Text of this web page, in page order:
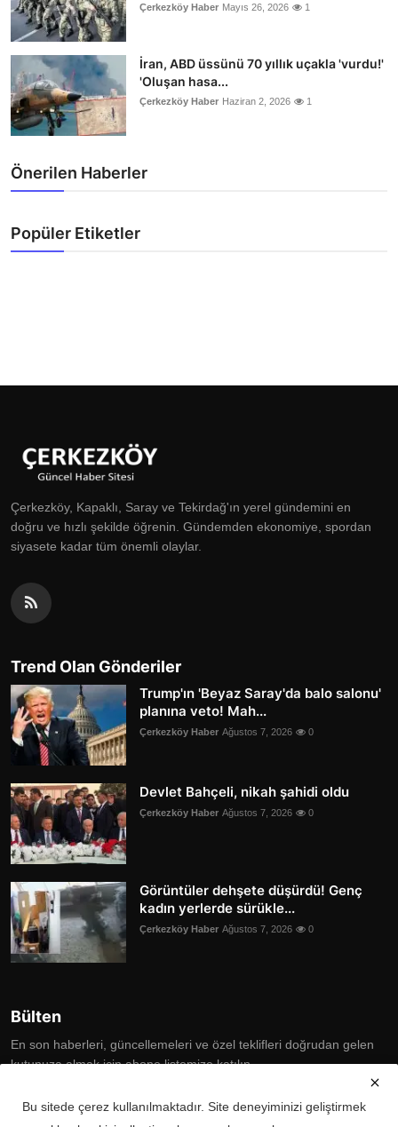
Çerkezköy Haber Mayıs 26, 2026 1
İran, ABD üssünü 70 yıllık uçakla 'vurdu!'
'Oluşan hasa...
Çerkezköy Haber Haziran 2, 2026 1
Önerilen Haberler
Popüler Etiketler
Çerkezköy, Kapaklı, Saray ve Tekirdağ'ın yerel gündemini en
doğru ve hızlı şekilde öğrenin. Gündemden ekonomiye, spordan
siyasete kadar tüm önemli olaylar.
Trend Olan Gönderiler
Trump'ın 'Beyaz Saray'da balo salonu'
planına veto! Mah...
Çerkezköy Haber Ağustos 7, 2026 0
Devlet Bahçeli, nikah şahidi oldu
Çerkezköy Haber Ağustos 7, 2026 0
Görüntüler dehşete düşürdü! Genç
kadın yerlerde sürükle...
Çerkezköy Haber Ağustos 7, 2026 0
Bülten
En son haberleri, güncellemeleri ve özel teklifleri doğrudan gelen
kutunuza almak için abone listemize katılın
Subscribe
Bu sitede çerez kullanılmaktadır. Site deneyiminizi geliştirmek